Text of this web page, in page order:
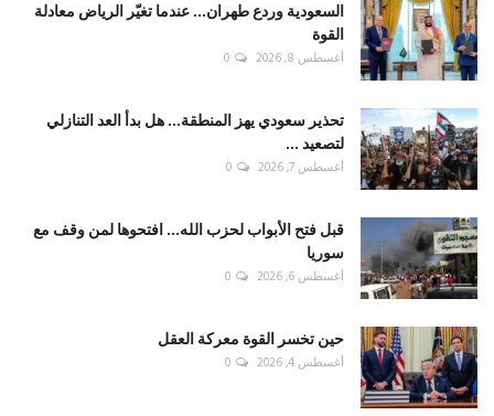
السعودية وردع طهران... عندما تغيّر الرياض معادلة
القوة
أغسطس 8, 2026 0
تحذير سعودي يهز المنطقة... هل بدأ العد التنازلي
لتصعيد ...
أغسطس 7, 2026 0
قبل فتح الأبواب لحزب الله... افتحوها لمن وقف مع
سوريا
أغسطس 6, 2026 0
حين تخسر القوة معركة العقل
أغسطس 4, 2026 0